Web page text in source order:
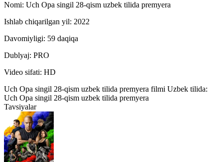
Nomi: Uch Opa singil 28-qism uzbek tilida premyera
Ishlab chiqarilgan yil: 2022
Davomiyligi: 59 daqiqa
Dublyaj: PRO
Video sifati: HD
Uch Opa singil 28-qism uzbek tilida premyera filmi Uzbek tilida:
Uch Opa singil 28-qism uzbek tilida premyera
Tavsiyalar